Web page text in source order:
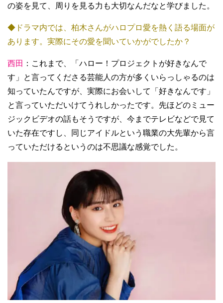
の姿を見て、周りを見る力も大切なんだなと学びました。
◆ドラマ内では、柏木さんがハロプロ愛を熱く語る場面が
あります。実際にその愛を聞いていかがでしたか？
西田 ：これまで、「ハロー！プロジェクトが好きなんで
す」と言ってくださる芸能人の方が多くいらっしゃるのは
知っていたんですが、実際にお会いして「好きなんです」
と言っていただいけてうれしかったです。先ほどのミュー
ジックビデオの話もそうですが、今までテレビなどで見て
いた存在ですし、同じアイドルという職業の大先輩から言
っていただけるというのは不思議な感覚でした。